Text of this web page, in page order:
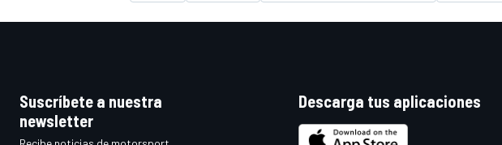
Suscríbete a nuestra
newsletter
Descarga tus aplicaciones